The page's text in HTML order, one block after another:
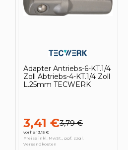
Adapter Antriebs-6-KT.1/4
Zoll Abtriebs-4-KT.1/4 Zoll
L.25mm TECWERK
3,41 €3,79 €
vorher 3,15 €
Preise inkl. MwSt., ggf. zzgl.
Versandkosten